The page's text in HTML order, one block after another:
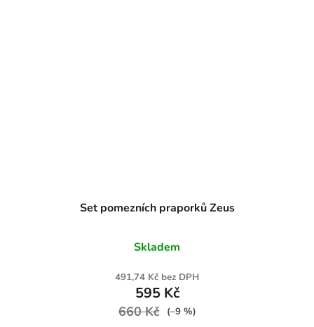
Set pomezních praporků Zeus
Skladem
491,74 Kč bez DPH
595 Kč
660 Kč (–9 %)